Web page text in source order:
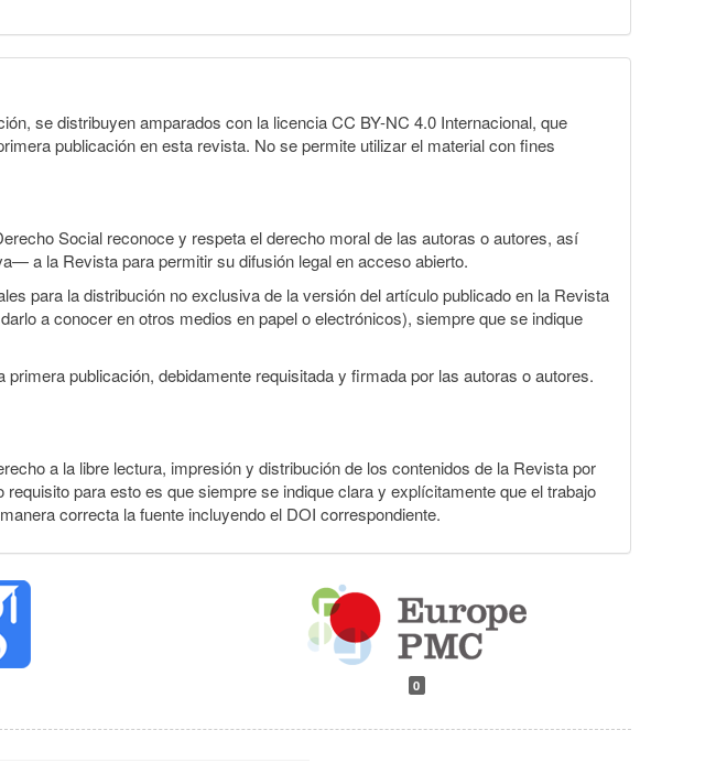
se distribuyen amparados con la licencia CC BY-NC 4.0 Internacional, que
publicación en esta revista. No se permite utilizar el material con fines
Social reconoce y respeta el derecho moral de las autoras o autores, así
a la Revista para permitir su difusión legal en acceso abierto.
para la distribución no exclusiva de la versión del artículo publicado en la Revista
a conocer en otros medios en papel o electrónicos), siempre que se indique
publicación, debidamente requisitada y firmada por las autoras o autores.
a la libre lectura, impresión y distribución de los contenidos de la Revista por
para esto es que siempre se indique clara y explícitamente que el trabajo
correcta la fuente incluyendo el DOI correspondiente.
0